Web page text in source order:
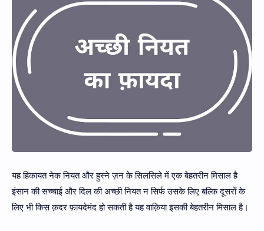
यह हिकायत नेक नियत और हुस्ने ज़न के सिलसिले में एक बेहतरीन मिसाल है
इंसान की सच्चाई और दिल की अच्छी नियत न सिर्फ उसके लिए बल्कि दूसरों के
लिए भी किस क़दर फ़ायदेमंद हो सकती है यह वाक़िया इसकी बेहतरीन मिसाल है।